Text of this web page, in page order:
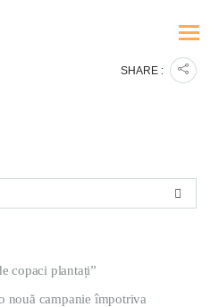
SHARE :
copaci plantați”
nouă campanie împotriva